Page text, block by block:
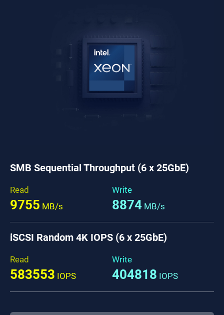
SMB Sequential Throughput (6 x 25GbE)
Read
9755 MB/s
Write
8874 MB/s
iSCSI Random 4K IOPS (6 x 25GbE)
Read
583553 IOPS
Write
404818 IOPS